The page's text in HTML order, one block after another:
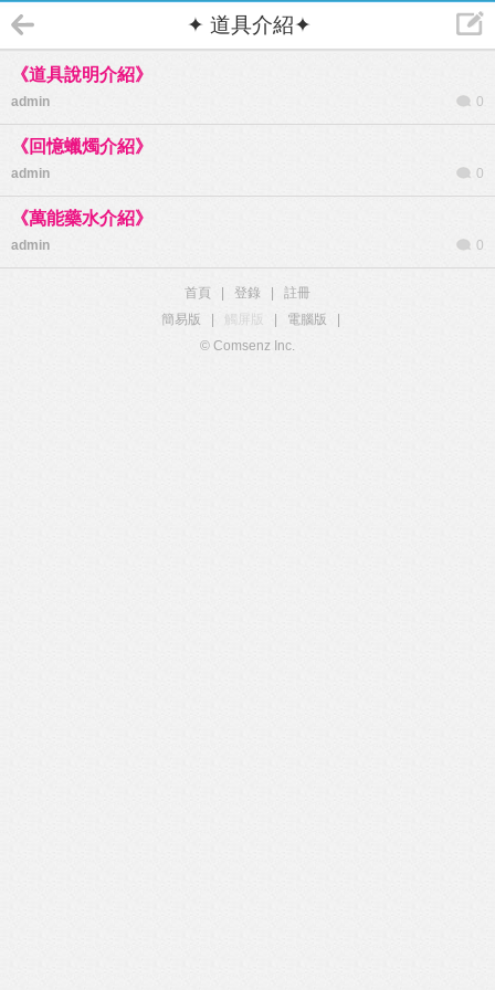
✦ 道具介紹✦
《道具說明介紹》
admin 0
《回憶蠟燭介紹》
admin 0
《萬能藥水介紹》
admin 0
首頁 登錄
註冊
簡易版
觸屏版 電腦版
© Comsenz Inc.